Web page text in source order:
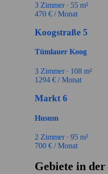
3 Zimmer ∙ 55 m²
470 € / Monat
Koogstraße 5
Tümlauer Koog
3 Zimmer ∙ 108 m²
1294 € / Monat
Markt 6
Husum
2 Zimmer ∙ 95 m²
700 € / Monat
Gebiete in